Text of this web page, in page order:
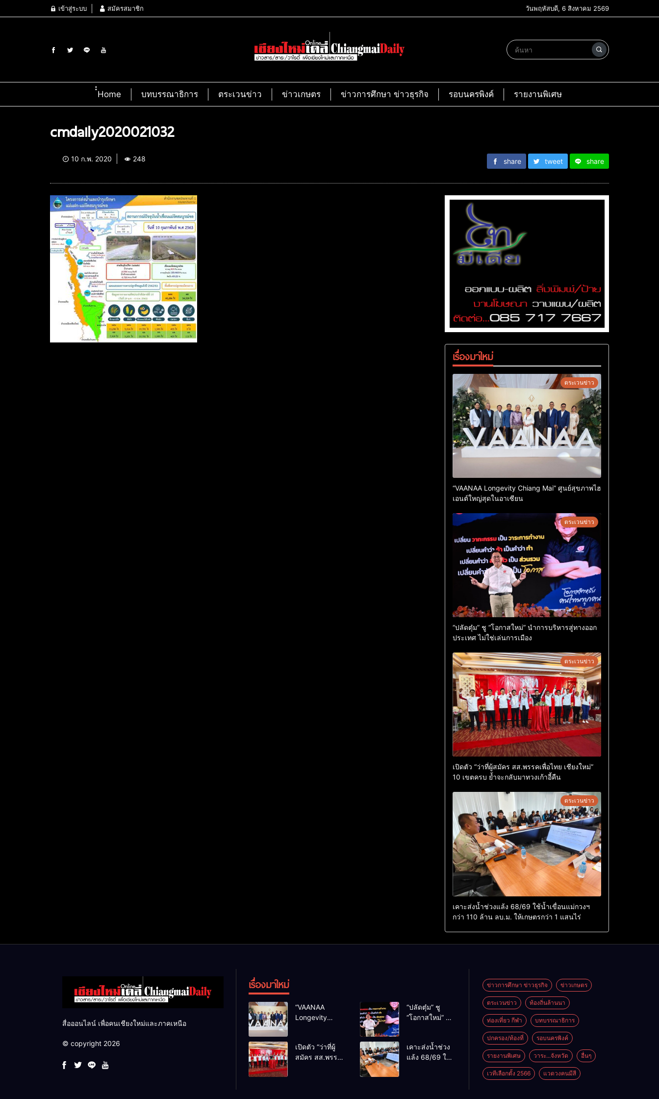
เข้าสู่ระบบ สมัครสมาชิก วันพฤหัสบดี, 6 สิงหาคม 2569
๋๋Home บทบรรณาธิการ ตระเวนข่าว ข่าวเกษตร ข่าวการศึกษา ข่าวธุรกิจ รอบนครพิงค์ รายงานพิเศษ
cmdaily2020021032
10 ก.พ. 2020 248 share tweet share
เรื่องมาใหม่
ตระเวนข่าว
“VAANAA Longevity Chiang Mai” ศูนย์สุขภาพไฮ
เอนต์ใหญ่สุดในอาเซียน
ตระเวนข่าว
“ปลัดตุ๋ม” ชู “โอกาสใหม่” นำการบริหารสู่ทางออก
ประเทศ ไม่ใช่เล่นการเมือง
ตระเวนข่าว
เปิดตัว “ว่าที่ผู้สมัคร สส.พรรคเพื่อไทย เชียงใหม่”
10 เขตครบ ย้ำจะกลับมาทวงเก้าอี้คืน
ตระเวนข่าว
เคาะส่งน้ำช่วงแล้ง 68/69 ใช้น้ำเขื่อนแม่กวงฯ
กว่า 110 ล้าน ลบ.ม. ให้เกษตรกว่า 1 แสนไร่
สื่อออนไลน์ เพื่อคนเชียงใหม่และภาคเหนือ
© copyright 2026
เรื่องมาใหม่
“VAANAA
Longevity
เอนต์ใหญ่สุดใน
อาเซียน
“ปลัดตุ๋ม” ชู
“โอกาสใหม่” นำ
ไม่ใช่เล่น
การเมือง
เปิดตัว “ว่าที่ผู้
สมัคร สส.พรรค
เคาะส่งน้ำช่วง
แล้ง 68/69 ใช้
ข่าวการศึกษา ข่าวธุรกิจ ข่าวเกษตร
ตระเวนข่าว ท้องถิ่นล้านนา
ท่องเที่ยว กีฬา บทบรรณาธิการ
ปกครอง/ท้องที่ รอบนครพิงค์
รายงานพิเศษ วาระ...จังหวัด อื่นๆ
เวทีเลือกตั้ง 2566 แวดวงคนมีสี